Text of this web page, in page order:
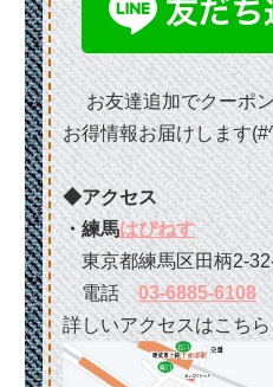
お友達追加でクーポン
お得情報お届けします
◆アクセス
・練馬はぴねす
東京都練馬区田柄2-
電話03-6885-6108
詳しいアクセスはこち